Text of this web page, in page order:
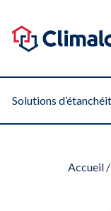
Solutions
Accueil /